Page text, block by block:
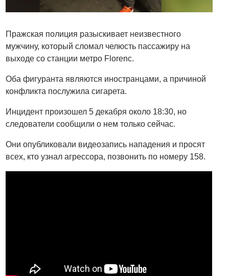
Пражская полиция разыскивает неизвестного
мужчину, который сломал челюсть пассажиру на
выходе со станции метро Florenc.
Оба фигуранта являются иностранцами, а причиной
конфликта послужила сигарета.
Инцидент произошел 5 декабря около 18:30, но
следователи сообщили о нем только сейчас.
Они опубликовали видеозапись нападения и просят
всех, кто узнал агрессора, позвонить по номеру 158.